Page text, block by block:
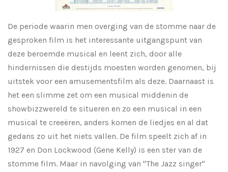
De periode waarin men overging van de stomme naar de
gesproken film is het interessante uitgangspunt van
deze beroemde musical en leent zich, door alle
hindernissen die destijds moesten worden genomen, bij
uitstek voor een amusementsfilm als deze. Daarnaast is
het een slimme zet om een musical middenin de
showbizzwereld te situeren en zo een musical in een
musical te creeëren, anders komen de liedjes en al dat
gedans zo uit het niets vallen. De film speelt zich af in
1927 en Don Lockwood (Gene Kelly) is een ster van de
stomme film. Maar in navolging van "The Jazz singer"